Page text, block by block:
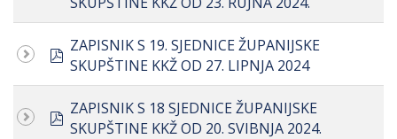
pdf
ZAPISNIK S 19. SJEDNICE ŽUPANIJSKE
SKUPŠTINE KKŽ OD 27. LIPNJA 2024
pdf
ZAPISNIK S 18 SJEDNICE ŽUPANIJSKE
SKUPŠTINE KKŽ OD 20. SVIBNJA 2024.